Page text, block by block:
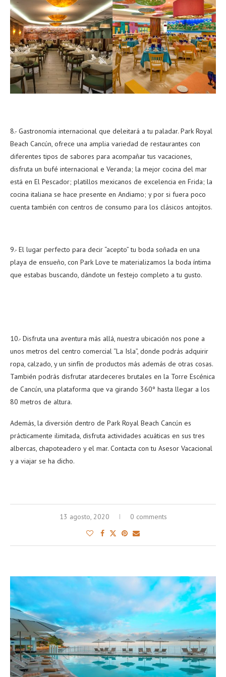
8.- Gastronomía internacional que deleitará a tu paladar. Park Royal
Beach Cancún, ofrece una amplia variedad de restaurantes con
diferentes tipos de sabores para acompañar tus vacaciones,
disfruta un bufé internacional e Veranda; la mejor cocina del mar
está en El Pescador; platillos mexicanos de excelencia en Frida; la
cocina italiana se hace presente en Andiamo; y por si fuera poco
cuenta también con centros de consumo para los clásicos antojitos.
9.- El lugar perfecto para decir “acepto” tu boda soñada en una
playa de ensueño, con Park Love te materializamos la boda íntima
que estabas buscando, dándote un festejo completo a tu gusto.
10.- Disfruta una aventura más allá, nuestra ubicación nos pone a
unos metros del centro comercial “La Isla”, donde podrás adquirir
ropa, calzado, y un sinfín de productos más además de otras cosas.
También podrás disfrutar atardeceres brutales en la Torre Escénica
de Cancún, una plataforma que va girando 360º hasta llegar a los
80 metros de altura.
Además, la diversión dentro de Park Royal Beach Cancún es
prácticamente ilimitada, disfruta actividades acuáticas en sus tres
albercas, chapoteadero y el mar. Contacta con tu Asesor Vacacional
y a viajar se ha dicho.
13 agosto, 2020 0 comments